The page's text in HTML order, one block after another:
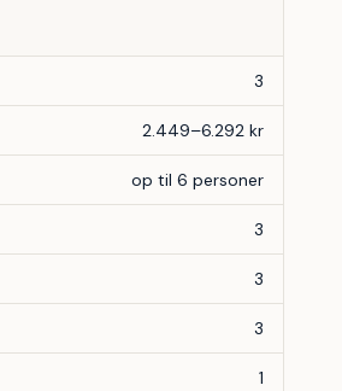
3
2.449–6.292 kr
op til 6 personer
3
3
3
1